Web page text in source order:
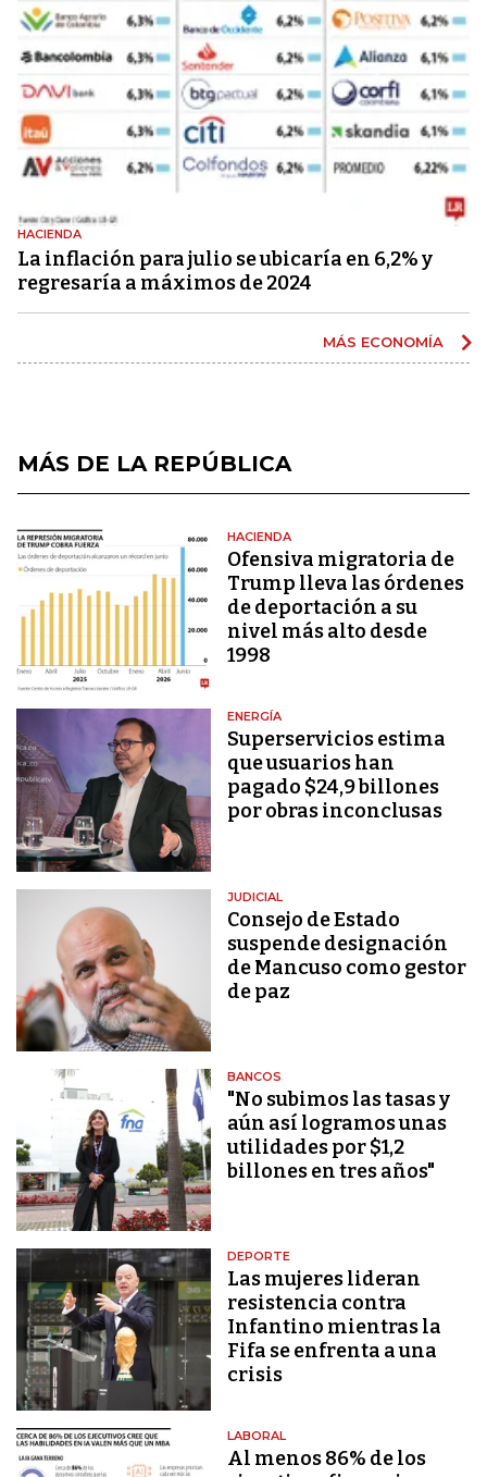
HACIENDA
La inflación para julio se ubicaría en 6,2% y
regresaría a máximos de 2024
MÁS ECONOMÍA
MÁS DE LA REPÚBLICA
HACIENDA
Ofensiva migratoria de
Trump lleva las órdenes
de deportación a su
nivel más alto desde
1998
ENERGÍA
Superservicios estima
que usuarios han
pagado $24,9 billones
por obras inconclusas
JUDICIAL
Consejo de Estado
suspende designación
de Mancuso como gestor
de paz
BANCOS
"No subimos las tasas y
aún así logramos unas
utilidades por $1,2
billones en tres años"
DEPORTE
Las mujeres lideran
resistencia contra
Infantino mientras la
Fifa se enfrenta a una
crisis
LABORAL
Al menos 86% de los